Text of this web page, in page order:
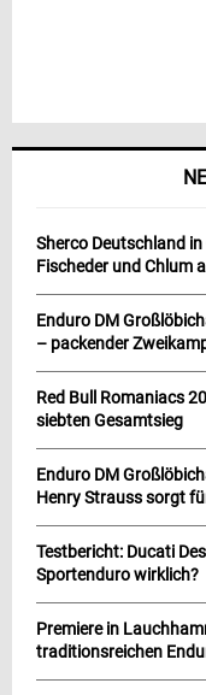
Sherco Deutschland
Fischeder und Chlum
Enduro DM
– packender
Red Bull Romaniacs
siebten Gesamtsieg
Enduro DM
Henry Strauss sorgt
Testbericht: Ducati
Sportenduro wirklich?
Premiere in
traditionsreichen